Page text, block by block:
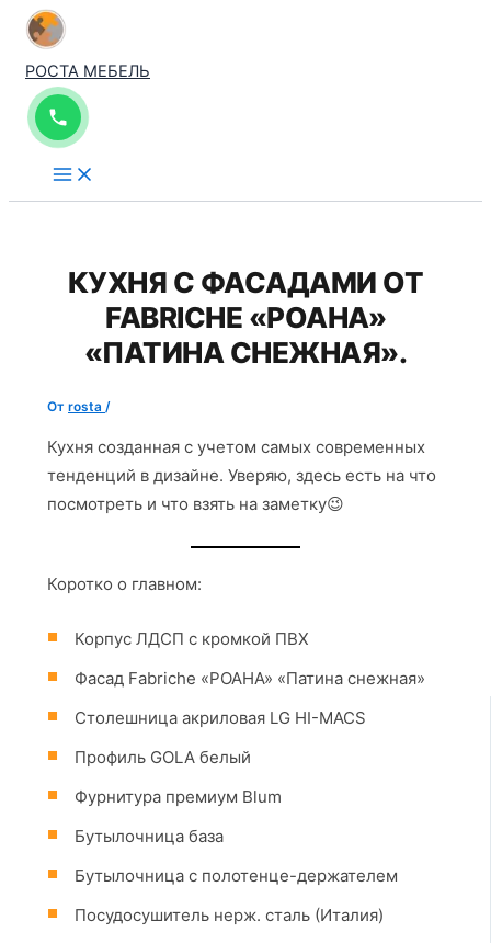
Перейти
содержимому
РОСТА МЕБЕЛЬ
КУХНЯ С ФАСАДАМИ ОТ
FABRICHE «РОАНА»
«ПАТИНА СНЕЖНАЯ».
От rosta /
Кухня созданная с учетом самых современных
тенденций в дизайне. Уверяю, здесь есть на что
посмотреть и что взять на заметку😉
Коротко о главном:
Корпус ЛДСП с кромкой ПВХ
Фасад Fabriche «РОАНА» «Патина снежная»
Столешница акриловая LG HI-MACS
Профиль GOLA белый
Фурнитура премиум Blum
Бутылочница база
Бутылочница с полотенце-держателем
Посудосушитель нерж. сталь (Италия)